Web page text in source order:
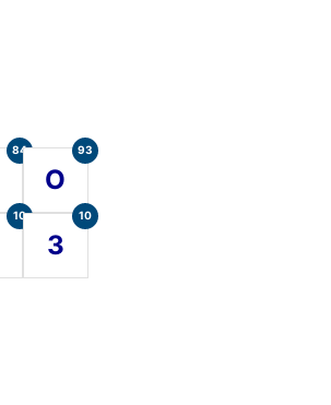
84
O
93
10
3
10